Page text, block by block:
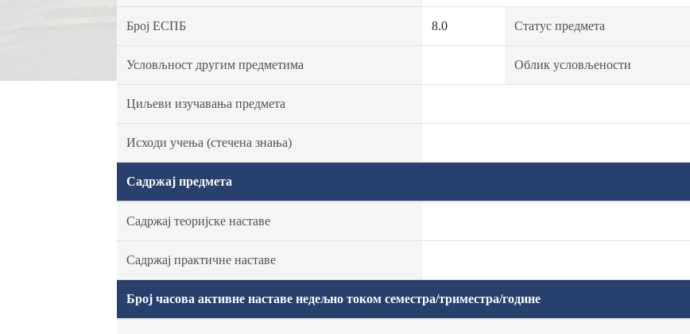
Број ЕСПБ 8.0 Статус предмета
Условљност другим предметима Облик условљености
Циљеви изучавања предмета
Исходи учења (стечена знања)
Садржај предмета
Садржај теоријске наставе
Садржај практичне наставе
Број часова активне наставе недељно током семестра/триместра/године